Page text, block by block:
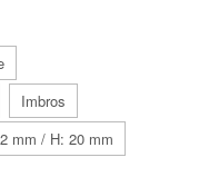
Imbros
mm / H: 20 mm